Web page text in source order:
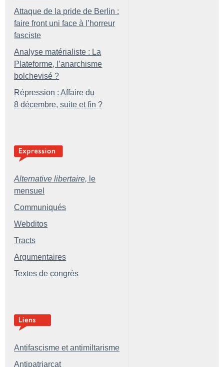
Attaque de la pride de Berlin :
faire front uni face à l’horreur
fasciste
Analyse matérialiste : La
Plateforme, l’anarchisme
bolchevisé ?
Répression : Affaire du
8 décembre, suite et fin ?
Alternative libertaire, le
mensuel
Communiqués
Webditos
Tracts
Argumentaires
Textes de congrès
Antifascisme et antimiltarisme
Antipatriarcat